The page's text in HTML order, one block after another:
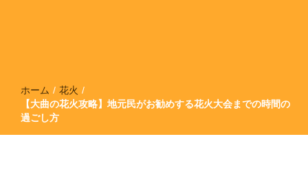
ホーム / 花火 /
【大曲の花火攻略】地元民がお勧めする花火大会までの時間の
過ごし方